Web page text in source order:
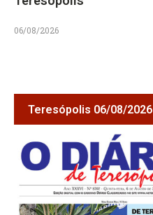
06/08/2026
Teresópolis 06/08/2026